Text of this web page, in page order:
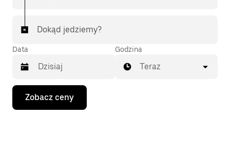
Dokąd jedziemy?
Data
Naciśnij
klawisz
strzałki
Godzina
Teraz
Zobacz ceny